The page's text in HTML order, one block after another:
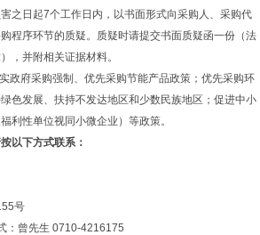
之日起7个工作日内，以书面形式向采购人、采购代
程序环节的质疑。质疑时请提交书面质疑函一份（法
，并附相关证据材料。
政府采购强制、优先采购节能产品政策；优先采购环
色发展、扶持不发达地区和少数民族地区；促进中小
利性单位视同小微企业）等政策。
以下方式联系：
号
：曾先生 0710-4216175